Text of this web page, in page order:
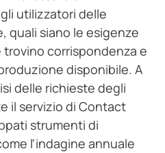
utilizzatori delle
quali siano le esigenze
corrispondenza e
disponibile. A
delle richieste degli
il servizio di Contact
strumenti di
l'indagine annuale